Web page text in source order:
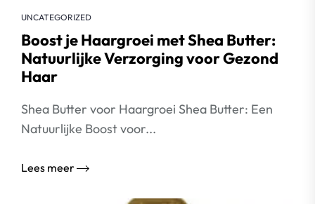
UNCATEGORIZED
Boost je Haargroei met Shea Butter:
Natuurlijke Verzorging voor Gezond
Haar
Shea Butter voor Haargroei Shea Butter: Een
Natuurlijke Boost voor...
Lees meer